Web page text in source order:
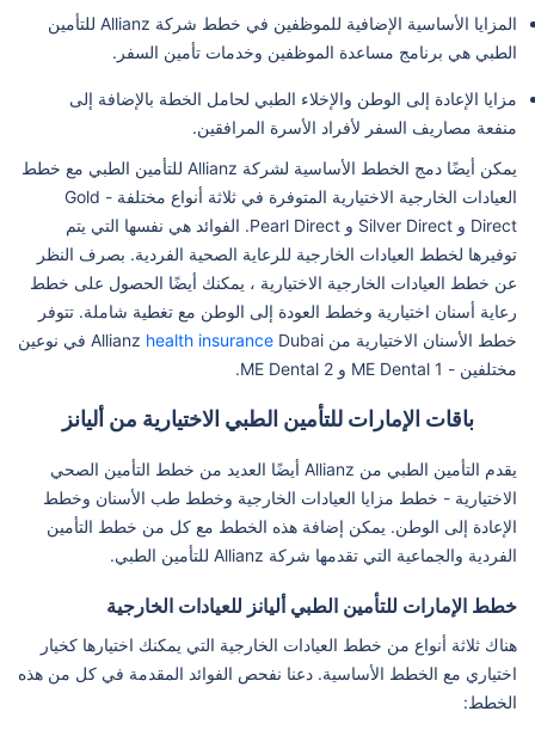
المزايا الأساسية الإضافية للموظفين في خطط شركة Allianz للتأمين
الطبي هي برنامج مساعدة الموظفين وخدمات تأمين السفر.
مزايا الإعادة إلى الوطن والإخلاء الطبي لحامل الخطة بالإضافة إلى
منفعة مصاريف السفر لأفراد الأسرة المرافقين.
يمكن أيضًا دمج الخطط الأساسية لشركة Allianz للتأمين الطبي مع خطط
العيادات الخارجية الاختيارية المتوفرة في ثلاثة أنواع مختلفة - Gold
Direct و Silver Direct و Pearl Direct. الفوائد هي نفسها التي يتم
توفيرها لخطط العيادات الخارجية للرعاية الصحية الفردية. بصرف النظر
عن خطط العيادات الخارجية الاختيارية ، يمكنك أيضًا الحصول على خطط
رعاية أسنان اختيارية وخطط العودة إلى الوطن مع تغطية شاملة. تتوفر
خطط الأسنان الاختيارية من Allianz
health insurance
Dubai في نوعين
مختلفين - ME Dental 1 و ME Dental 2.
باقات الإمارات للتأمين الطبي الاختيارية من أليانز
يقدم التأمين الطبي من Allianz أيضًا العديد من خطط التأمين الصحي
الاختيارية - خطط مزايا العيادات الخارجية وخطط طب الأسنان وخطط
الإعادة إلى الوطن. يمكن إضافة هذه الخطط مع كل من خطط التأمين
الفردية والجماعية التي تقدمها شركة Allianz للتأمين الطبي.
خطط الإمارات للتأمين الطبي أليانز للعيادات الخارجية
هناك ثلاثة أنواع من خطط العيادات الخارجية التي يمكنك اختيارها كخيار
اختياري مع الخطط الأساسية. دعنا نفحص الفوائد المقدمة في كل من هذه
الخطط: